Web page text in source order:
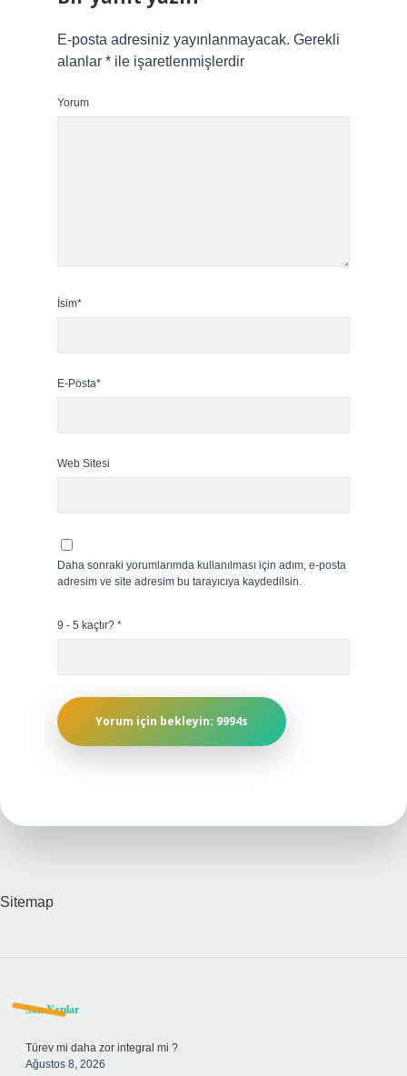
E-posta adresiniz yayınlanmayacak. Gerekli
alanlar * ile işaretlenmişlerdir
Yorum
İsim*
E-Posta*
Web Sitesi
Daha sonraki yorumlarımda kullanılması için adım, e-posta
adresim ve site adresim bu tarayıcıya kaydedilsin.
9 - 5 kaçtır? *
Sitemap
Sidebar
Son Yazılar
Türev mi daha zor integral mi ?
Ağustos 8, 2026